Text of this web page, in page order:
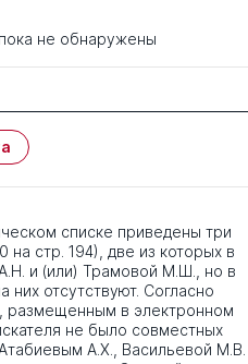
не обнаружены
списке приведены три
на стр. 194), две из которых в
и (или) Трамовой М.Ш., но в
них отсутствуют. Согласно
размещенным в электронном
не было совместных
А.Х., Васильевой М.В.